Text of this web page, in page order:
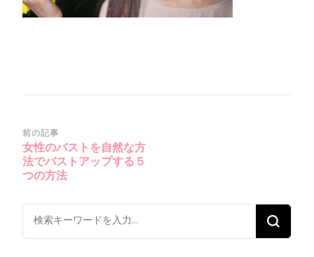
投
稿
ナ
ゲ
ー
前の記事
女性のバストを自然な方
法でバストアップする５
つの方法
な
に